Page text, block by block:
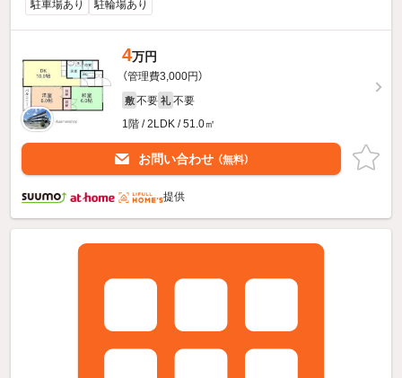
駐車場あり 駐輪場あり
4万円
（管理費3,000円）
敷 不要 礼 不要
1階 / 2LDK / 51.0㎡
お問い合わせ （無料）
提供